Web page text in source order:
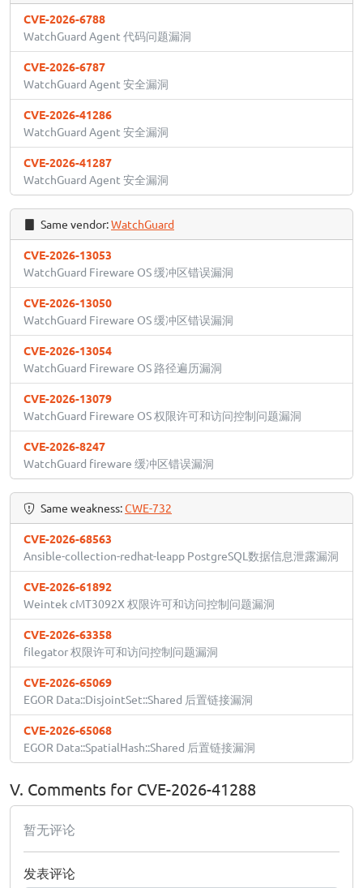
CVE-2026-6788
WatchGuard Agent 代码问题漏洞
CVE-2026-6787
WatchGuard Agent 安全漏洞
CVE-2026-41286
WatchGuard Agent 安全漏洞
CVE-2026-41287
WatchGuard Agent 安全漏洞
Same vendor:WatchGuard
CVE-2026-13053
WatchGuard Fireware OS 缓冲区错误漏洞
CVE-2026-13050
WatchGuard Fireware OS 缓冲区错误漏洞
CVE-2026-13054
WatchGuard Fireware OS 路径遍历漏洞
CVE-2026-13079
WatchGuard Fireware OS 权限许可和访问控制问题漏洞
CVE-2026-8247
WatchGuard fireware 缓冲区错误漏洞
Same weakness:CWE-732
CVE-2026-68563
Ansible-collection-redhat-leapp PostgreSQL数据信息泄露漏洞
CVE-2026-61892
Weintek cMT3092X 权限许可和访问控制问题漏洞
CVE-2026-63358
filegator 权限许可和访问控制问题漏洞
CVE-2026-65069
EGOR Data::DisjointSet::Shared 后置链接漏洞
CVE-2026-65068
EGOR Data::SpatialHash::Shared 后置链接漏洞
V. Comments for CVE-2026-41288
暂无评论
发表评论